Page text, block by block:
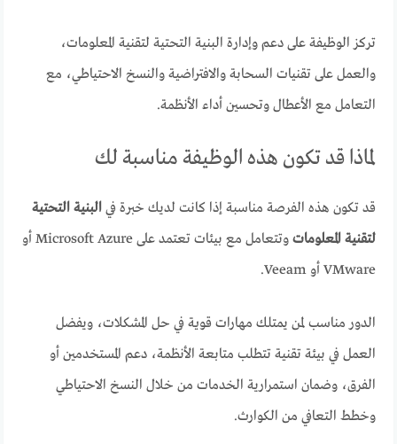
تركز الوظيفة على دعم وإدارة البنية التحتية لتقنية المعلومات،
والعمل على تقنيات السحابة والافتراضية والنسخ الاحتياطي، مع
التعامل مع الأعطال وتحسين أداء الأنظمة.
لماذا قد تكون هذه الوظيفة مناسبة لك
قد تكون هذه الفرصة مناسبة إذا كانت لديك خبرة فيالبنية التحتية
لتقنية المعلومات
وتتعامل مع بيئات تعتمد على Microsoft Azure أو
VMware أو Veeam.
الدور مناسب لمن يمتلك مهارات قوية في حل المشكلات، ويفضل
العمل في بيئة تقنية تتطلب متابعة الأنظمة، دعم المستخدمين أو
الفرق، وضمان استمرارية الخدمات من خلال النسخ الاحتياطي
وخطط التعافي من الكوارث.